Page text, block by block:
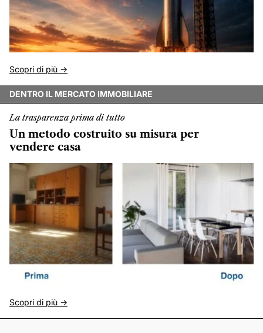
Scopri di più ->
DENTRO IL MERCATO IMMOBILIARE
La trasparenza prima di tutto
Un metodo costruito su misura per
vendere casa
Scopri di più ->